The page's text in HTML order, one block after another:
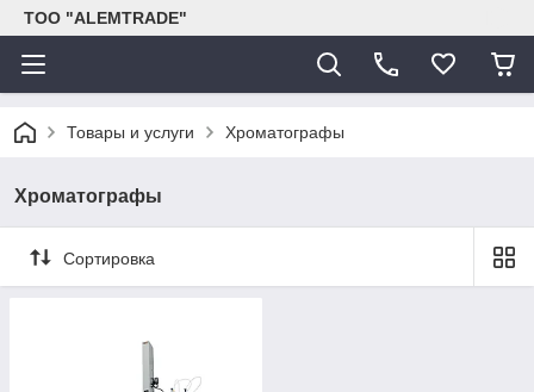
ТОО "ALEMTRADE"
Товары и услуги Хроматографы
Хроматографы
Сортировка